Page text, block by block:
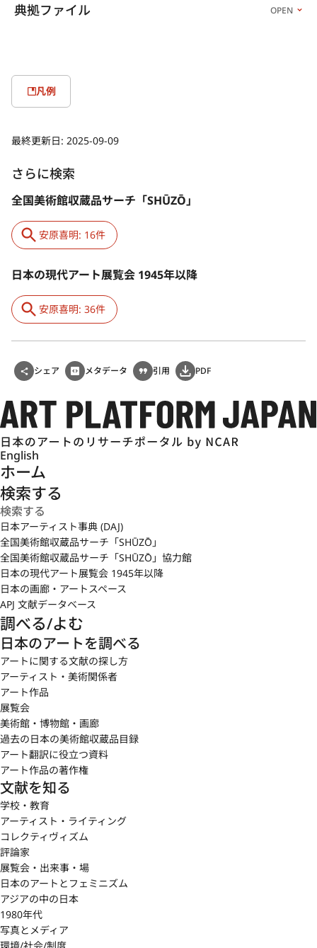
典拠ファイル OPEN
凡例
最終更新日: 2025-09-09
さらに検索
全国美術館収蔵品サーチ「SHŪZŌ」
安原喜明: 16件
日本の現代アート展覧会 1945年以降
安原喜明: 36件
シェア メタデータ 引用 PDF
English
ホーム
検索する
日本アーティスト事典 (DAJ)
全国美術館収蔵品サーチ「SHŪZŌ」
全国美術館収蔵品サーチ「SHŪZŌ」協力館
日本の現代アート展覧会 1945年以降
日本の画廊・アートスペース
APJ 文献データベース
調べる/よむ
日本のアートを調べる
アートに関する文献の探し方
アーティスト・美術関係者
アート作品
展覧会
美術館・博物館・画廊
過去の日本の美術館収蔵品目録
アート翻訳に役立つ資料
アート作品の著作権
文献を知る
学校・教育
アーティスト・ライティング
コレクティヴィズム
評論家
展覧会・出来事・場
日本のアートとフェミニズム
アジアの中の日本
1980年代
写真とメディア